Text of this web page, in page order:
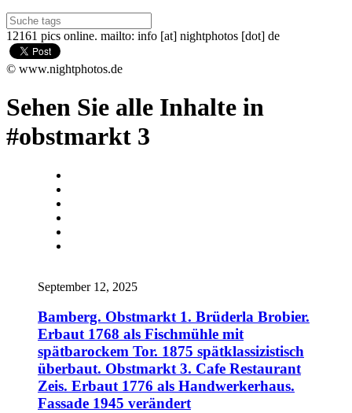
12161 pics online. mailto: info [at] nightphotos [dot] de
© www.nightphotos.de
Sehen Sie alle Inhalte in
#obstmarkt 3
September 12, 2025
Bamberg. Obstmarkt 1. Brüderla Brobier.
Erbaut 1768 als Fischmühle mit
spätbarockem Tor. 1875 spätklassizistisch
überbaut. Obstmarkt 3. Cafe Restaurant
Zeis. Erbaut 1776 als Handwerkerhaus.
Fassade 1945 verändert